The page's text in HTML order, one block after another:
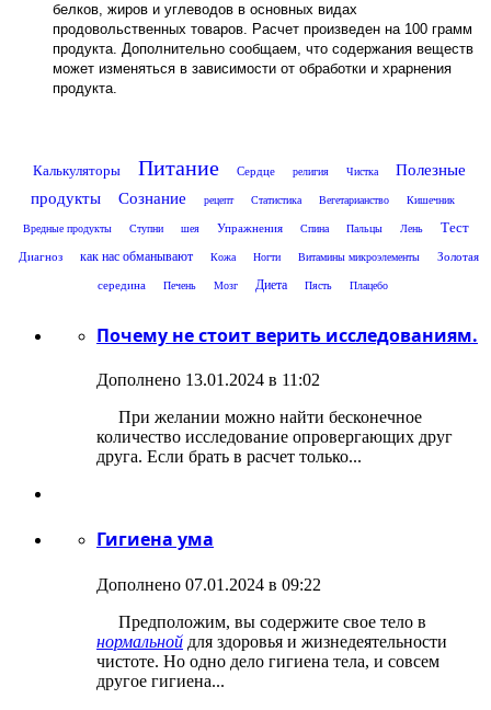
белков, жиров и углеводов в основных видах
продовольственных товаров. Расчет произведен на 100 грамм
продукта. Дополнительно сообщаем, что содержания веществ
может изменяться в зависимости от обработки и храрнения
продукта.
Калькуляторы Питание Сердце религия Чистка
Полезные
продукты
Сознание рецепт Статистика Вегетарианство Кишечник
Вредные продукты Ступни шея Упражнения Спина Пальцы Лень Тест
Диагноз как нас обманывают Кожа Ногти Витамины микроэлементы Золотая
середина Печень Мозг Диета Пясть Плацебо
Почему не стоит верить исследованиям.
Дополнено 13.01.2024 в 11:02
При желании можно найти бесконечное
количество исследование опровергающих друг
друга. Если брать в расчет только...
Гигиена ума
Дополнено 07.01.2024 в 09:22
Предположим, вы содержите свое тело в
нормальной для здоровья и жизнедеятельности
чистоте. Но одно дело гигиена тела, и совсем
другое гигиена...